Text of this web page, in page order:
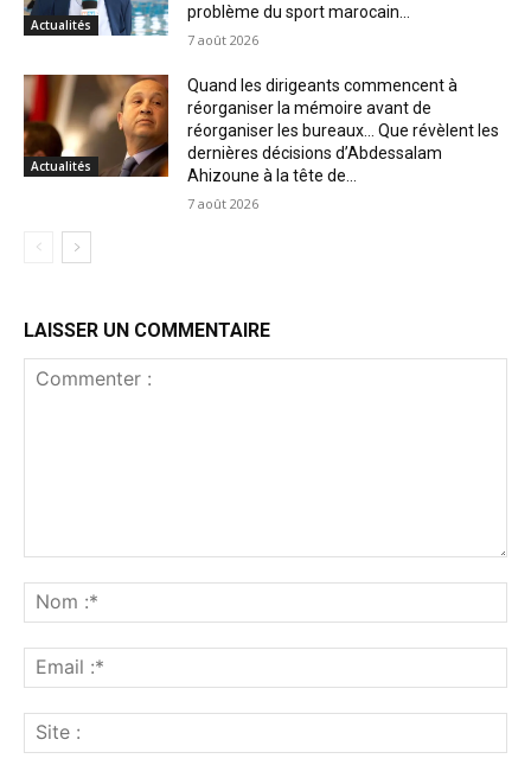
Actualités
problème du sport marocain...
7 août 2026
Actualités
Quand les dirigeants commencent à
réorganiser la mémoire avant de
réorganiser les bureaux… Que révèlent les
dernières décisions d’Abdessalam
Ahizoune à la tête de...
7 août 2026
LAISSER UN COMMENTAIRE
:*
:*
: